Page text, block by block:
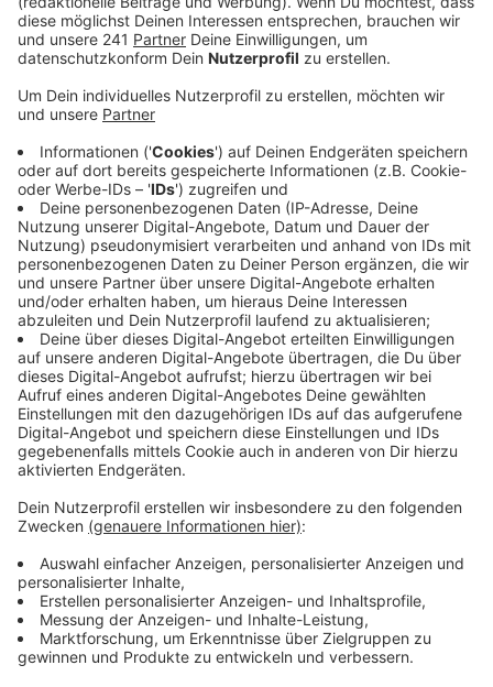
Anzeige
Infoveranstaltung zu dem Thema Ukrainehilfen. am
Freitag, 8. April, gibt es dann einen Workshop in
Präsenz. Dabei stehen Fragen im Fokus, wie wir
anderen bestmöglich helfen können und was wir tun
können, damit es ihnen und einem selbst gut geht?
Für persönliche Anliegen und Gesprächsbedarf bietet
das Team auch Beratung für freiwillige Helfer an. Die
Angebote sind kostenlos. Aber eine Vorab-Anmeldung
ist gewünscht.
Beitreten kann man der Donnerstags-Veranstaltung
überdiesen Link. („Meeting-ID“: 9424 9329 945;
Kennwort 749 834).
Die Veranstaltung am Freitag findet von 15.30 bis
18.30 Uhr beim DRK-Kreisverband Euskirchen (Jülicher
Ring 32 b, 53879 Euskirchen) statt. Um eine
Anmeldung über Nora Kassan, telefonisch unter 0160
250 55 52 oder per Mail unter
integrationsagentur@drk-eu.de, wird gebeten.